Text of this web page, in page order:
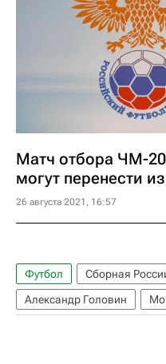
Матч отбора ЧМ-
могут перенести
26 августа 2021, 16:57
Футбол
Сборная
Александр Головин